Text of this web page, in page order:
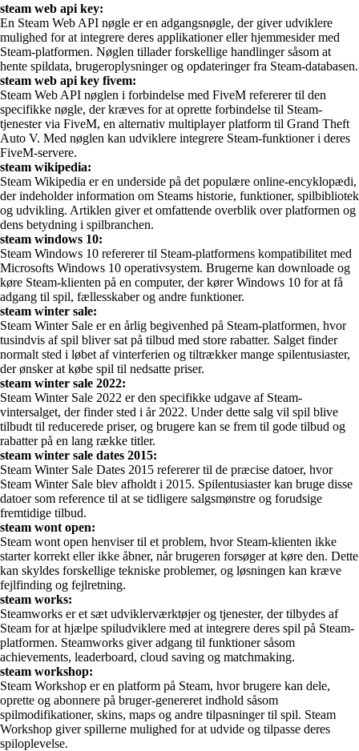
steam web api key:
En Steam Web API nøgle er en adgangsnøgle, der giver udviklere
mulighed for at integrere deres applikationer eller hjemmesider med
Steam-platformen. Nøglen tillader forskellige handlinger såsom at
hente spildata, brugeroplysninger og opdateringer fra Steam-databasen.
steam web api key fivem:
Steam Web API nøglen i forbindelse med FiveM refererer til den
specifikke nøgle, der kræves for at oprette forbindelse til Steam-
tjenester via FiveM, en alternativ multiplayer platform til Grand Theft
Auto V. Med nøglen kan udviklere integrere Steam-funktioner i deres
FiveM-servere.
steam wikipedia:
Steam Wikipedia er en underside på det populære online-encyklopædi,
der indeholder information om Steams historie, funktioner, spilbibliotek
og udvikling. Artiklen giver et omfattende overblik over platformen og
dens betydning i spilbranchen.
steam windows 10:
Steam Windows 10 refererer til Steam-platformens kompatibilitet med
Microsofts Windows 10 operativsystem. Brugerne kan downloade og
køre Steam-klienten på en computer, der kører Windows 10 for at få
adgang til spil, fællesskaber og andre funktioner.
steam winter sale:
Steam Winter Sale er en årlig begivenhed på Steam-platformen, hvor
tusindvis af spil bliver sat på tilbud med store rabatter. Salget finder
normalt sted i løbet af vinterferien og tiltrækker mange spilentusiaster,
der ønsker at købe spil til nedsatte priser.
steam winter sale 2022:
Steam Winter Sale 2022 er den specifikke udgave af Steam-
vintersalget, der finder sted i år 2022. Under dette salg vil spil blive
tilbudt til reducerede priser, og brugere kan se frem til gode tilbud og
rabatter på en lang række titler.
steam winter sale dates 2015:
Steam Winter Sale Dates 2015 refererer til de præcise datoer, hvor
Steam Winter Sale blev afholdt i 2015. Spilentusiaster kan bruge disse
datoer som reference til at se tidligere salgsmønstre og forudsige
fremtidige tilbud.
steam wont open:
Steam wont open henviser til et problem, hvor Steam-klienten ikke
starter korrekt eller ikke åbner, når brugeren forsøger at køre den. Dette
kan skyldes forskellige tekniske problemer, og løsningen kan kræve
fejlfinding og fejlretning.
steam works:
Steamworks er et sæt udviklerværktøjer og tjenester, der tilbydes af
Steam for at hjælpe spiludviklere med at integrere deres spil på Steam-
platformen. Steamworks giver adgang til funktioner såsom
achievements, leaderboard, cloud saving og matchmaking.
steam workshop:
Steam Workshop er en platform på Steam, hvor brugere kan dele,
oprette og abonnere på bruger-genereret indhold såsom
spilmodifikationer, skins, maps og andre tilpasninger til spil. Steam
Workshop giver spillerne mulighed for at udvide og tilpasse deres
spiloplevelse.